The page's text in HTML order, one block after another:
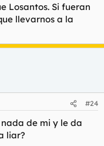
de 2x1 en PUTAS,
ding
Losantos. Si fueran
llevarnos a la
#24
nada de mi y le da
liar?